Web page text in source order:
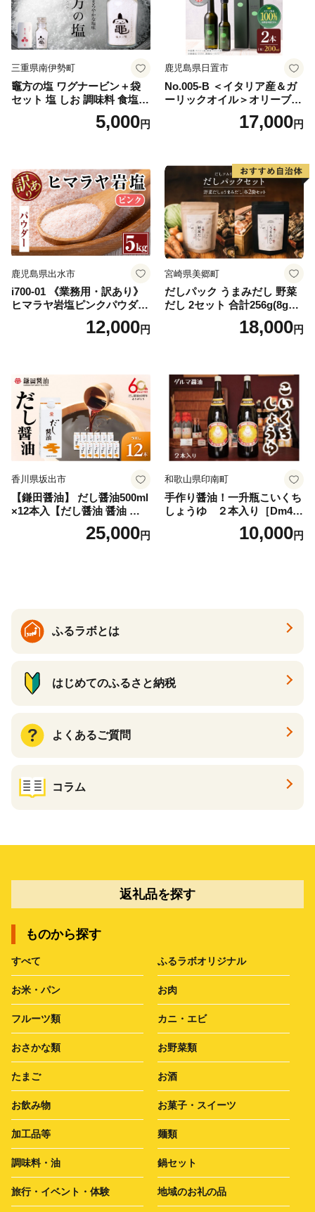
三重県南伊勢町
竈方の塩 ワグナービン＋袋
セット 塩 しお 調味料 食塩
天然 ミネラル 調味料 ソルト
salt 料理 味付 おにぎり 三重
5,000円
鹿児島県日置市
No.005-B ＜イタリア産＆ガ
ーリックオイル＞オリーブオ
イルセット(200ml×2本) 日置
市 特産品 調味料 油 エキスト
ブ】
17,000円
鹿児島県出水市
i700-01 《業務用・訳あり》
ヒマラヤ岩塩ピンクパウダー
タイプ(5kg) 岩塩 塩 調味料
しお 保存料不使用 天然 パウ
ティースマイル】
12,000円
宮崎県美郷町
だしパック うまみだし 野菜
だし 2セット 合計256g(8g×8
パック×2種×2セット) [岡田商
店 宮崎県 美郷町 31ac0069]
18,000円
香川県坂出市
【鎌田醤油】 だし醤油500ml
×12本入【だし醤油 醤油 人気
おすすめ 人気だし醤油 出汁
25,000円
和歌山県印南町
手作り醤油！一升瓶こいくち
しょうゆ ２本入り［Dm4］
｜手作り 醤油 和歌山県 印南
町 一升瓶 こいくちしょうゆ
10,000円
ふるラボとは
はじめてのふるさと納税
よくあるご質問
コラム
返礼品を探す
ものから探す
すべて ふるラボオリジナル
お米・パン お肉
フルーツ類 カニ・エビ
おさかな類 お野菜類
たまご お酒
お飲み物 お菓子・スイーツ
加工品等 麺類
調味料・油 鍋セット
旅行・イベント・体験 地域のお礼の品